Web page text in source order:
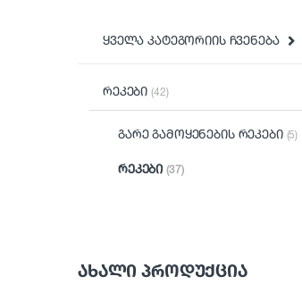
ყველა კატეგორიის ჩვენება
რეკები(42)
გარე გამოყენების რეკები (5)
რეკები (37)
ᲐᲮᲐᲚᲘ ᲞᲠᲝᲓᲣᲥᲪᲘᲐ